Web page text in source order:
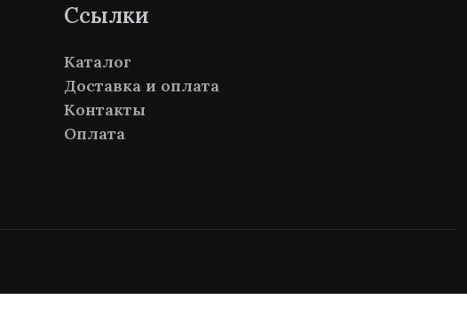
Ссылки
Каталог
Доставка и оплата
Контакты
Оплата